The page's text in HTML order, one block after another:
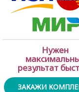
Нужен
результат
ЗАКАЖИ